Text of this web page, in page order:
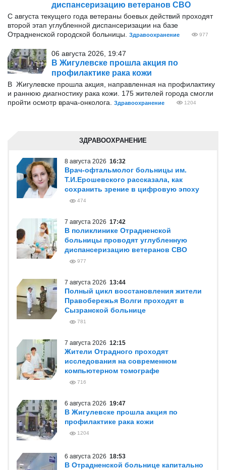
диспансеризацию ветеранов СВО
С августа текущего года ветераны боевых действий проходят
второй этап углубленной диспансеризации на базе
Отрадненской городской больницы.
Здравоохранение 977
06 августа 2026, 19:47
В Жигулевске прошла акция по
профилактике рака кожи
В Жигулевске прошла акция, направленная на профилактику
и раннюю диагностику рака кожи. 175 жителей города смогли
пройти осмотр врача-онколога.
Здравоохранение 1204
ЗДРАВООХРАНЕНИЕ
8 августа 2026 16:32
Врач-офтальмолог больницы им.
Т.И.Ерошевского рассказала, как
сохранить зрение в цифровую эпоху
474
7 августа 2026 17:42
В поликлинике Отрадненской
больницы проводят углубленную
диспансеризацию ветеранов СВО
977
7 августа 2026 13:44
Полный цикл восстановления жители
Правобережья Волги проходят в
Сызранской больнице
781
7 августа 2026 12:15
Жители Отрадного проходят
исследования на современном
компьютерном томографе
716
6 августа 2026 19:47
В Жигулевске прошла акция по
профилактике рака кожи
1204
6 августа 2026 18:53
В Отрадненской больнице капитально